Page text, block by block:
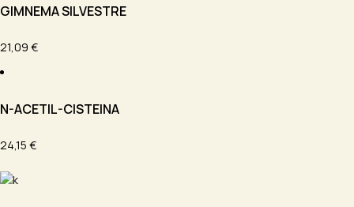
GIMNEMA SILVESTRE
21,09 €
N-ACETIL-CISTEINA
24,15 €